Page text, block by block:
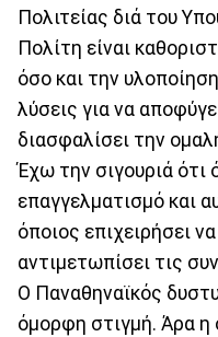
Πολιτείας διά του
Πολίτη είναι
όσο και την
λύσεις για να
διασφαλίσει την
Έχω την σιγουριά ότι
επαγγελματισμό και
όποιος επιχειρήσει
αντιμετωπίσει τις
Ο Παναθηναϊκός
όμορφη στιγμή. Άρα